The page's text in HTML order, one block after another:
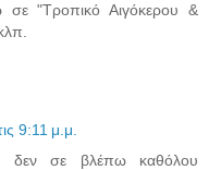
"Τροπικό Αιγόκερου &
9:11 μ.μ.
δεν σε βλέπω καθόλου